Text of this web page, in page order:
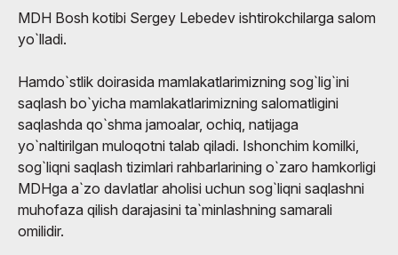
MDH Bosh kotibi Sergey Lebedev ishtirokchilarga salom
yo`lladi.
Hamdo`stlik doirasida mamlakatlarimizning sog`lig`ini
saqlash bo`yicha mamlakatlarimizning salomatligini
saqlashda qo`shma jamoalar, ochiq, natijaga
yo`naltirilgan muloqotni talab qiladi. Ishonchim komilki,
sog`liqni saqlash tizimlari rahbarlarining o`zaro hamkorligi
MDHga a`zo davlatlar aholisi uchun sog`liqni saqlashni
muhofaza qilish darajasini ta`minlashning samarali
omilidir.